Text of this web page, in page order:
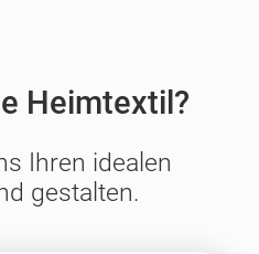
Heimtextil?
Ihren idealen
gestalten.